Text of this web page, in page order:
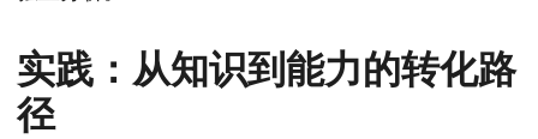
实践：从知识到能力的转化路
径